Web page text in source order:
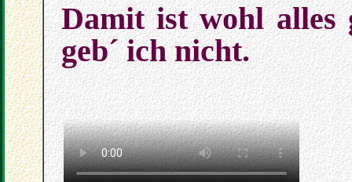
Damit ist wohl alles
geb´ ich nicht.